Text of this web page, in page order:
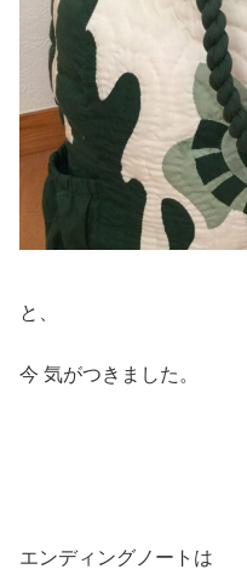
と、
今 気がつきました。
エンディングノートは